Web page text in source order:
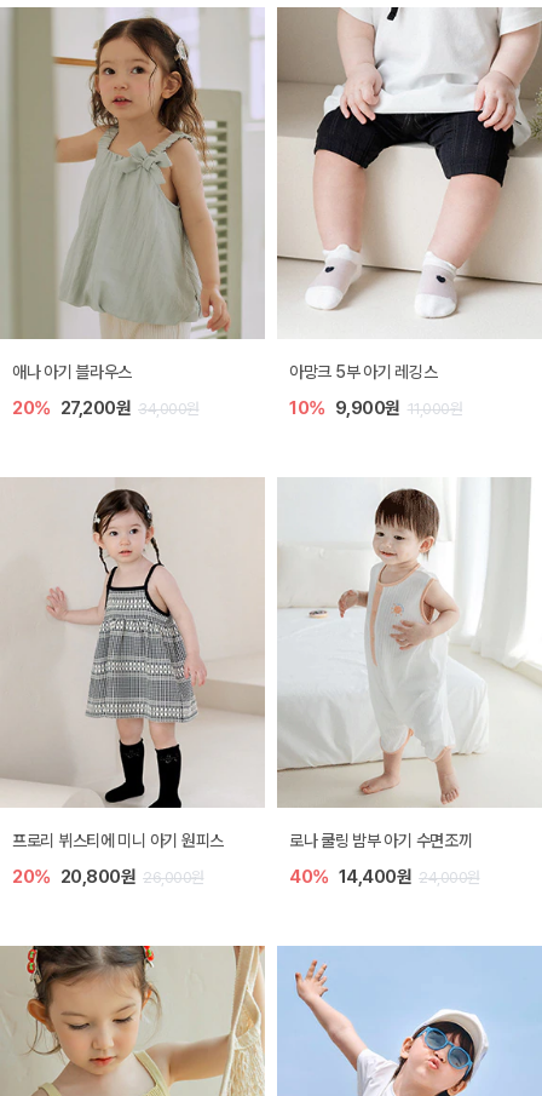
애나 아기 블라우스
20% 27,200원 34,000원
아망크 5부 아기 레깅스
10% 9,900원 11,000원
프로리 뷔스티에 미니 아기 원피스
20% 20,800원 26,000원
로나 쿨링 밤부 아기 수면조끼
40% 14,400원 24,000원